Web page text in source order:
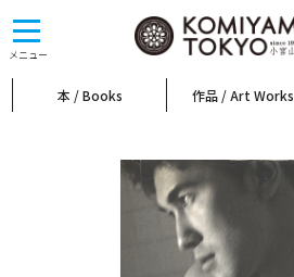
メニュー
toggle
navigation
本 / Books 作品 / Art Works